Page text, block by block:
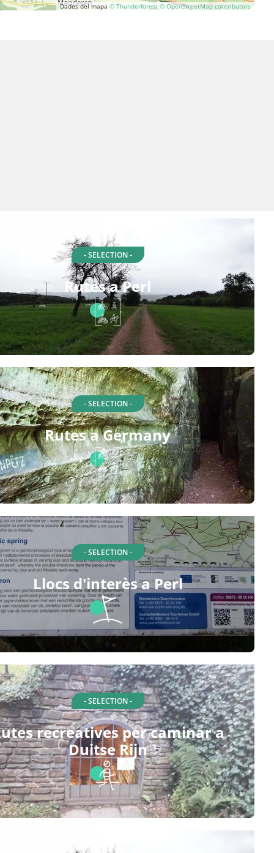
Dades del mapa © Thunderforest © OpenStreetMap contributors
- SELECTION -
Rutes a Perl
- SELECTION -
Rutes a Germany
- SELECTION -
Llocs d'interès a Perl
- SELECTION -
recreatives per caminar a
Duitse Rijn